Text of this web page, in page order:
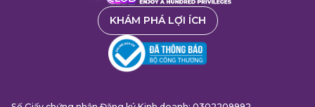
KHÁM PHÁ LỢI ÍCH